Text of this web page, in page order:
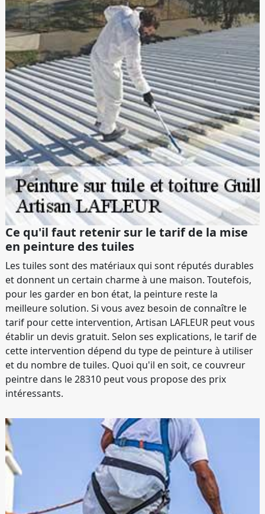
Ce qu'il faut retenir sur le tarif de la mise
en peinture des tuiles
Les tuiles sont des matériaux qui sont réputés durables
et donnent un certain charme à une maison. Toutefois,
pour les garder en bon état, la peinture reste la
meilleure solution. Si vous avez besoin de connaître le
tarif pour cette intervention, Artisan LAFLEUR peut vous
établir un devis gratuit. Selon ses explications, le tarif de
cette intervention dépend du type de peinture à utiliser
et du nombre de tuiles. Quoi qu'il en soit, ce couvreur
peintre dans le 28310 peut vous propose des prix
intéressants.